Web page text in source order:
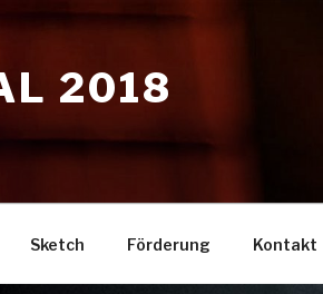
2018
Sketch Förderung Kontakt